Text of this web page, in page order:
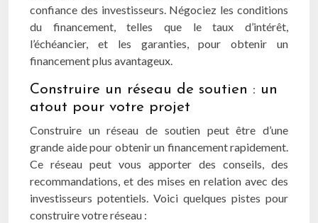
confiance des investisseurs. Négociez les conditions
du financement, telles que le taux d’intérêt,
l’échéancier, et les garanties, pour obtenir un
financement plus avantageux.
Construire un réseau de soutien : un
atout pour votre projet
Construire un réseau de soutien peut être d’une
grande aide pour obtenir un financement rapidement.
Ce réseau peut vous apporter des conseils, des
recommandations, et des mises en relation avec des
investisseurs potentiels. Voici quelques pistes pour
construire votre réseau :